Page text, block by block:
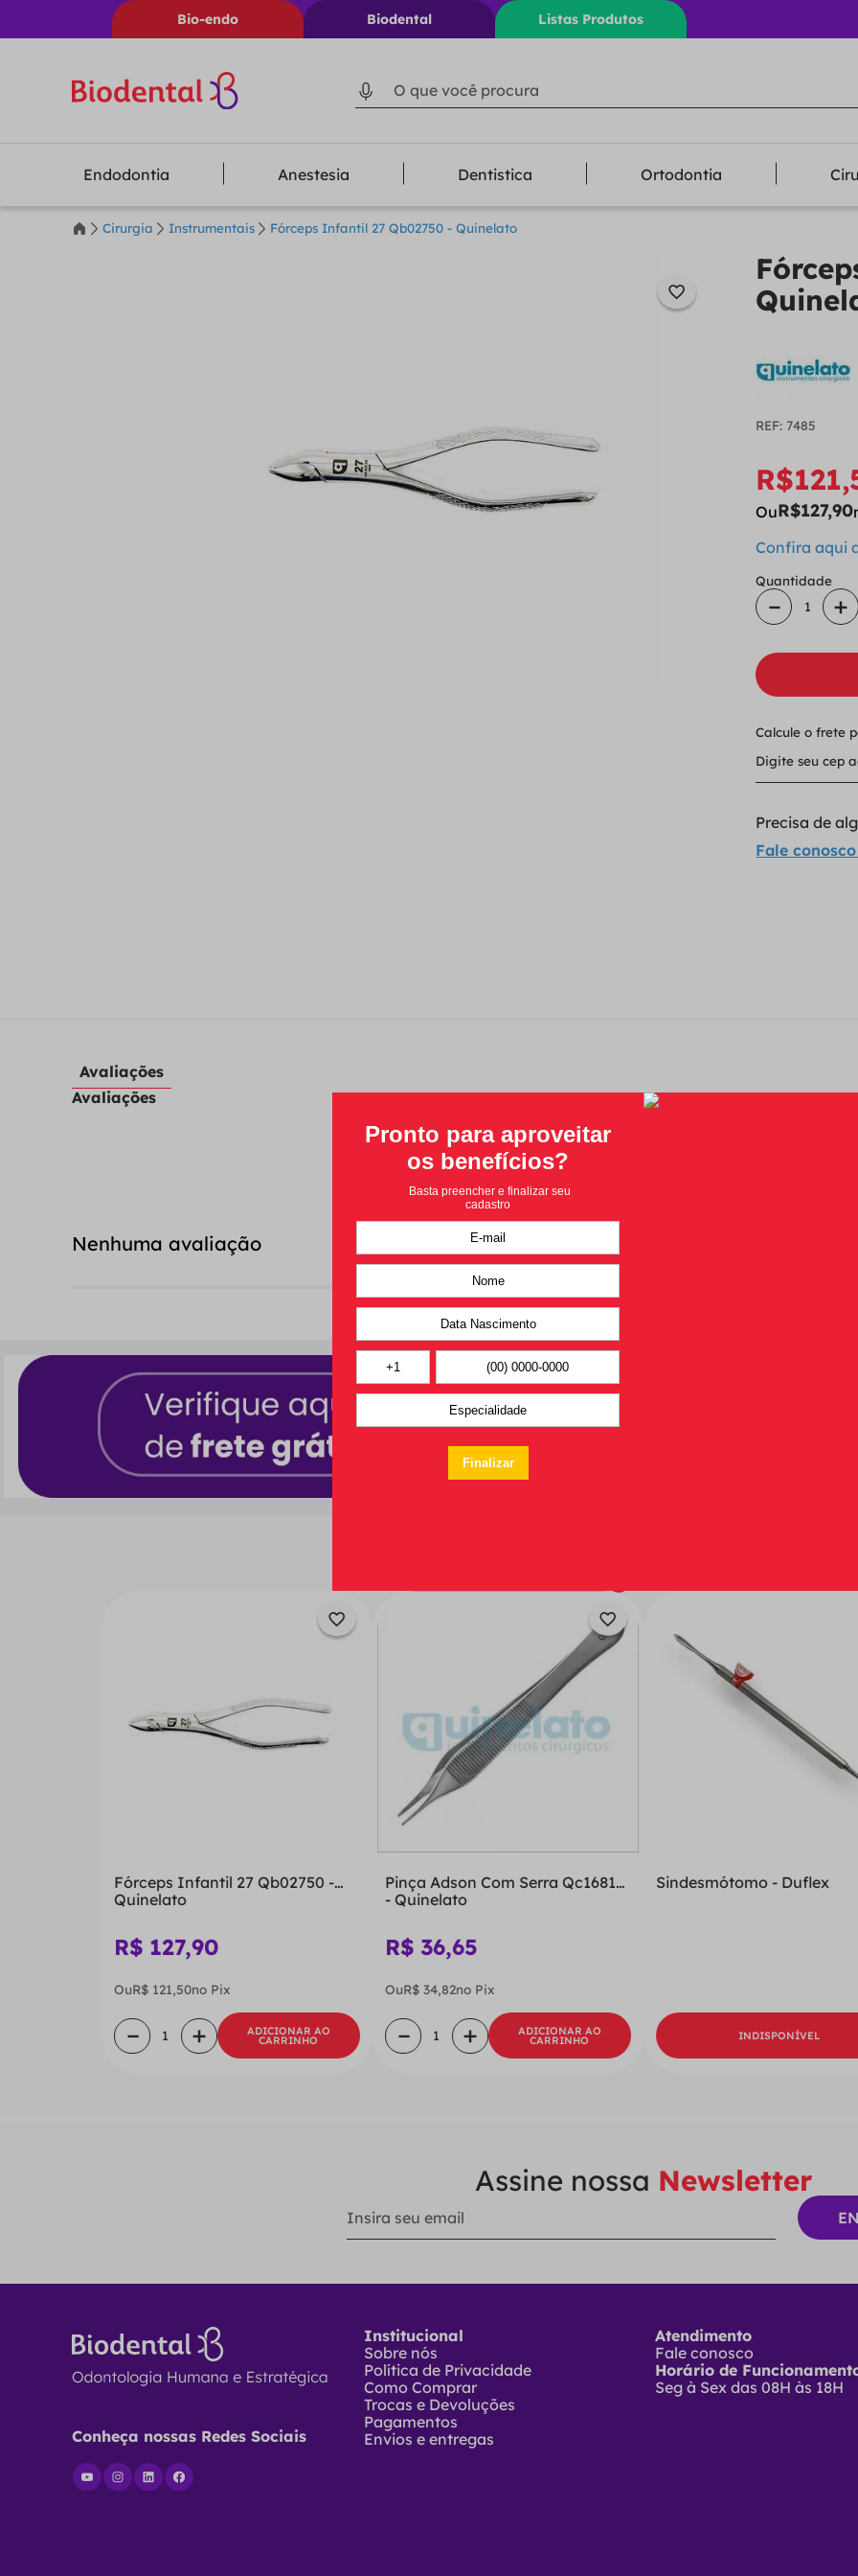
Bio-endo Biodental Listas Produtos
O que você procura
Endodontia Anestesia Dentistica Ortodontia
Cirurgia Instrumentais Fórceps Infantil 27 Qb02750 - Quinelato
: 7485
R$121,
OuR$127,90
Confira aqui
Quantidade
＋
－
Calcule o frete
Precisa de
Fale
Avaliações
Avaliações
Classificação média: 0
Faça login para escrever uma avaliação.
Nenhuma avaliação
Fórceps Infantil 27 Qb02750 -
Quinelato
R$ 127,90
OuR$ 121,50no Pix
＋
－ ADICIONAR AO
CARRINHO
Pinça Adson Com Serra Qc16812
- Quinelato
R$ 36,65
OuR$ 34,82no Pix
＋
－ ADICIONAR AO
CARRINHO
Sindesmótomo - Duflex
INDISPONÍVEL
Assine nossa Newsletter
Conheça nossas Redes Sociais
Institucional
Sobre nós
Política de Privacidade
Como Comprar
Trocas e Devoluções
Pagamentos
Envios e entregas
Atendimento
Fale conosco
Horário de
Seg à Sex das 08H às 18H